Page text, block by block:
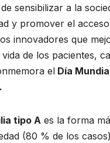
sensibilizar a la
y promover el
innovadores que
de los pacientes,
el Día
tipo A es la forma
(80 % de los